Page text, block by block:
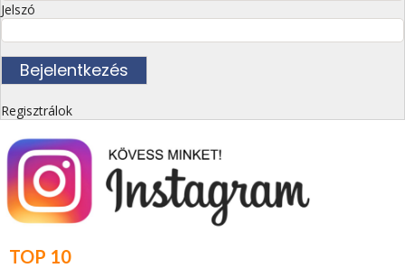
Jelszó
Regisztrálok
TOP 10